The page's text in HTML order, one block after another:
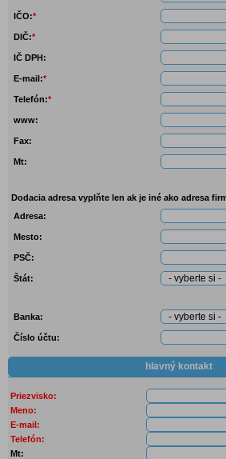
IČO:*
DIČ:*
IČ DPH:
E-mail:*
Telefón:*
www:
Fax:
Mt:
Dodacia adresa vyplňte len ak je iné ako adresa
Adresa:
Mesto:
PSČ:
Štát:
Banka:
Číslo účtu:
hlavný kontakt
Priezvisko:
Meno:
E-mail:
Telefón:
Mt: